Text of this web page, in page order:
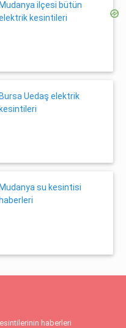
ilçesi bütün
kesintileri
Bursa Uedaş elektrik
kesintileri
Mudanya su kesintisi
haberleri
haberleri